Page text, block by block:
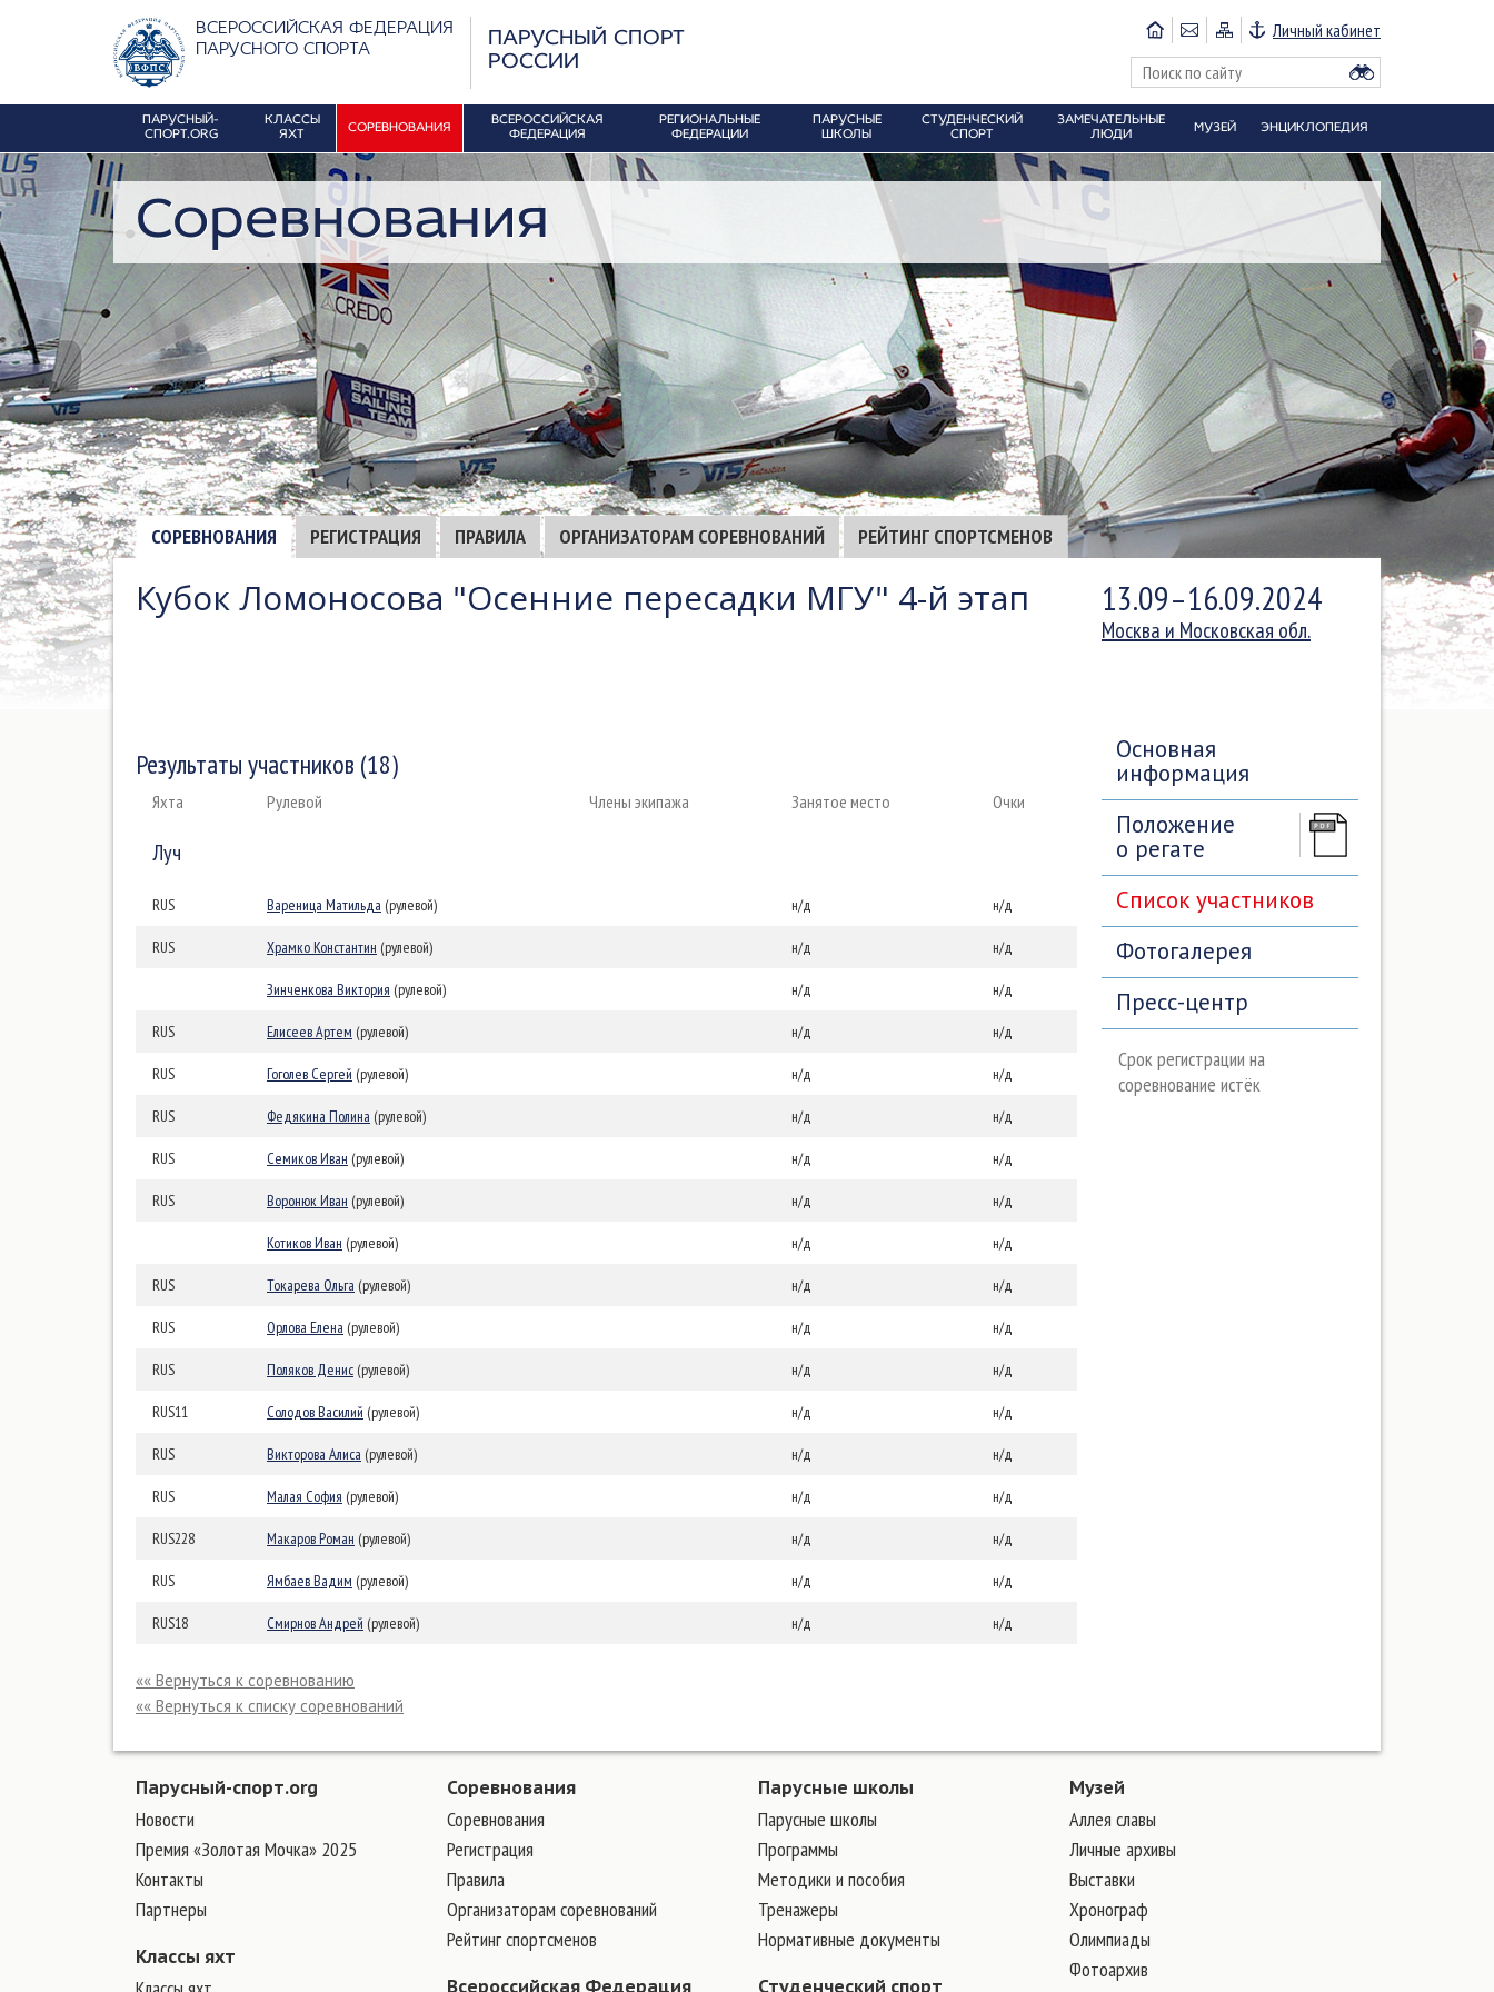
ВСЕРОССИЙСКАЯ ФЕДЕРАЦИЯ
ПАРУСНОГО СПОРТА
ПАРУСНЫЙ СПОРТ
РОССИИ
Личный кабинет
ПАРУСНЫЙ-
СПОРТ.ORG
КЛАССЫ
ЯХТ
СОРЕВНОВАНИЯ
ВСЕРОССИЙСКАЯ
ФЕДЕРАЦИЯ
РЕГИОНАЛЬНЫЕ
ФЕДЕРАЦИИ
ПАРУСНЫЕ
ШКОЛЫ
СТУДЕНЧЕСКИЙ
СПОРТ
ЗАМЕЧАТЕЛЬНЫЕ
ЛЮДИ
МУЗЕЙ ЭНЦИКЛОПЕДИЯ
Соревнования
СОРЕВНОВАНИЯ РЕГИСТРАЦИЯ ПРАВИЛА ОРГАНИЗАТОРАМ СОРЕВНОВАНИЙ РЕЙТИНГ СПОРТСМЕНОВ
Кубок Ломоносова "Осенние пересадки МГУ" 4-й этап
Результаты участников (18)
Яхта Рулевой Члены экипажа Занятое место Очки
Луч
RUS Вареница Матильда (рулевой) н/д н/д
RUS Храмко Константин (рулевой) н/д н/д
Зинченкова Виктория (рулевой) н/д н/д
RUS Елисеев Артем (рулевой) н/д н/д
RUS Гоголев Сергей (рулевой) н/д н/д
RUS Федякина Полина (рулевой) н/д н/д
RUS Семиков Иван (рулевой) н/д н/д
RUS Воронюк Иван (рулевой) н/д н/д
Котиков Иван (рулевой) н/д н/д
RUS Токарева Ольга (рулевой) н/д н/д
RUS Орлова Елена (рулевой) н/д н/д
RUS Поляков Денис (рулевой) н/д н/д
RUS11 Солодов Василий (рулевой) н/д н/д
RUS Викторова Алиса (рулевой) н/д н/д
RUS Малая София (рулевой) н/д н/д
RUS228 Макаров Роман (рулевой) н/д н/д
RUS Ямбаев Вадим (рулевой) н/д н/д
RUS18 Смирнов Андрей (рулевой) н/д н/д
«« Вернуться к соревнованию
«« Вернуться к списку соревнований
13.09–16.09.2024
Москва и Московская обл.
Основная
информация
Положение
о регате
Список участников
Фотогалерея
Пресс-центр
Срок регистрации на
соревнование истёк
Парусный-спорт.org
Новости
Премия «Золотая Мочка» 2025
Контакты
Партнеры
Классы яхт
Соревнования
Соревнования
Регистрация
Правила
Организаторам соревнований
Рейтинг спортсменов
Всероссийская Федерация
Парусные школы
Парусные школы
Программы
Методики и пособия
Тренажеры
Нормативные документы
Студенческий спорт
Музей
Аллея славы
Личные архивы
Выставки
Хронограф
Олимпиады
Фотоархив